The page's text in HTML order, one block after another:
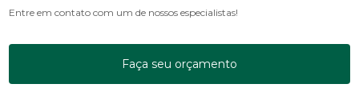
Entre em contato com um de nossos especialistas!
Faça seu orçamento